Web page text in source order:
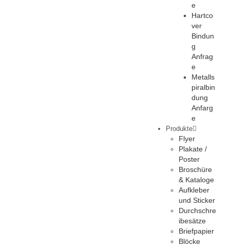
e
Hartco
ver
Bindun
g
Anfrag
e
Metalls
piralbin
dung
Anfarg
e
Produkte
Flyer
Plakate /
Poster
Broschüre
& Kataloge
Aufkleber
und Sticker
Durchschre
ibesätze
Briefpapier
Blöcke